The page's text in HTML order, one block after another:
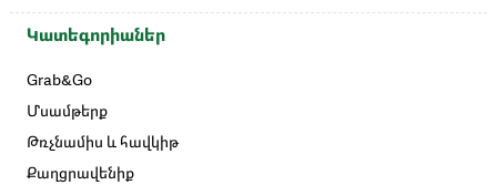
Կատեգորիաներ
Grab&Go
Մսամթերք
Թռչնամիս և հավկիթ
Քաղցրավենիք